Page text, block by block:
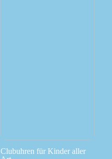
Clubuhren für Kinder aller